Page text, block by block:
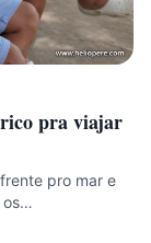
rico pra viajar
pro mar e
os…